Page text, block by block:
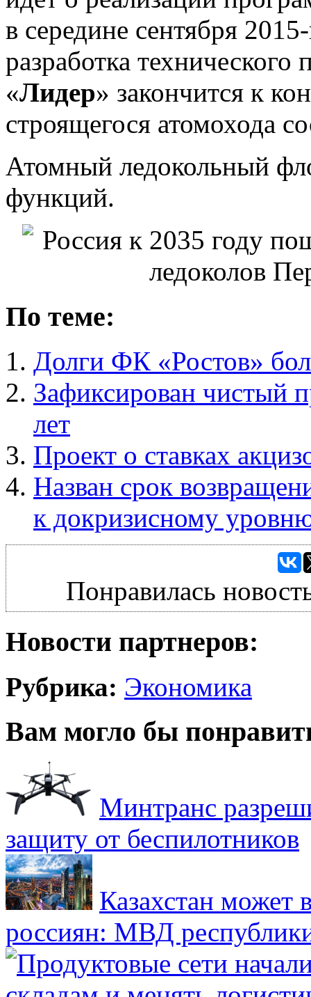
в середине сентября
разработка технического
«Лидер» закончится к
строящегося атомохода
Атомный ледокольный
функций.
По теме:
Долги ФК «Ростов»
Зафиксирован чистый
лет
Проект о ставках
Назван срок
к докризисному
Понравилась
Новости партнеров:
Рубрика: Экономика
Вам могло бы
Минтранс
защиту от беспилотников
Казахстан может
россиян: МВД